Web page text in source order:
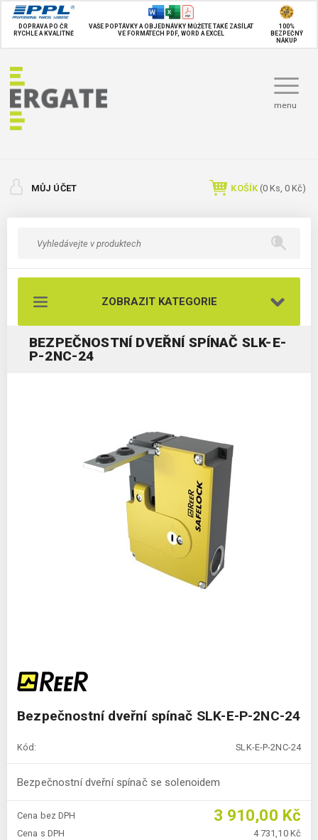
DOPRAVA PO ČR
RYCHLE A KVALITNĚ
VAŠE POPTÁVKY A OBJEDNÁVKY MŮŽETE TAKÉ ZASÍLAT
VE FORMÁTECH PDF, WORD A EXCEL
100%
BEZPEČNÝ
NÁKUP
menu
MŮJ ÚČET KOŠÍK (0 Ks, 0 Kč)
ZOBRAZIT KATEGORIE
BEZPEČNOSTNÍ DVEŘNÍ SPÍNAČ SLK-E-
P-2NC-24
Bezpečnostní dveřní spínač SLK-E-P-2NC-24
Kód: SLK-E-P-2NC-24
Bezpečnostní dveřní spínač se solenoidem
Cena bez DPH 3 910,00 Kč
Cena s DPH 4 731,10 Kč